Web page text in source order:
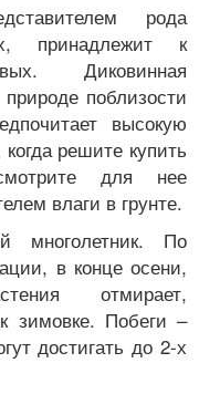
рода
принадлежит к
Диковинная
поблизости
высокую
решите купить
для нее
влаги в грунте.
многолетник. По
в конце осени,
отмирает,
зимовке. Побеги –
достигать до 2-х